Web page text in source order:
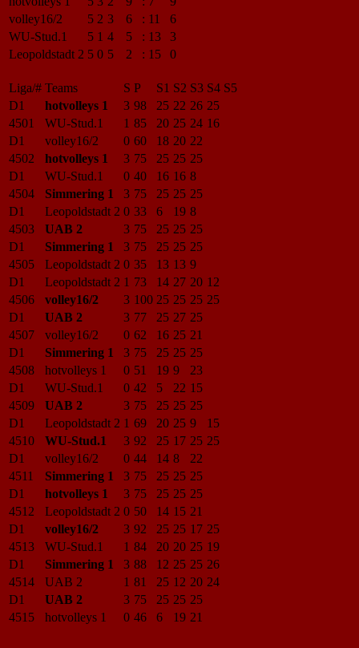
volley16/2
5 2 3 6 : 11
6
WU-Stud.1
5 1 4 5 : 13
3
Leopoldstadt 2 5 0 5 2 : 15 0
Liga/# Teams S P S1 S2 S3 S4 S5
D1
hotvolleys 1 3 98 25 22 26 25
4501
WU-Stud.1 1 85 20 25 24 16
D1
volley16/2 0 60 18 20 22
4502
hotvolleys 1 3 75 25 25 25
D1
WU-Stud.1 0 40 16 16 8
4504
Simmering 1 3 75 25 25 25
D1
Leopoldstadt 2 0 33 6 19 8
4503
UAB 2 3 75 25 25 25
D1
Simmering 1 3 75 25 25 25
4505
Leopoldstadt 2 0 35 13 13 9
D1
Leopoldstadt 2 1 73 14 27 20 12
4506
volley16/2 3 100 25 25 25 25
D1
UAB 2 3 77 25 27 25
4507
volley16/2 0 62 16 25 21
D1
Simmering 1 3 75 25 25 25
4508
hotvolleys 1 0 51 19 9
23
D1
WU-Stud.1 0 42 5 22 15
4509
UAB 2 3 75 25 25 25
D1
Leopoldstadt 2 1 69 20 25 9
15
4510
WU-Stud.1 3 92 25 17 25 25
D1
volley16/2 0 44 14 8
22
4511
Simmering 1 3 75 25 25 25
D1
hotvolleys 1 3 75 25 25 25
4512
Leopoldstadt 2 0 50 14 15 21
D1
volley16/2 3 92 25 25 17 25
4513
WU-Stud.1 1 84 20 20 25 19
D1
Simmering 1 3 88 12 25 25 26
4514
UAB 2 1 81 25 12 20 24
D1
UAB 2 3 75 25 25 25
4515
hotvolleys 1 0 46 6 19 21